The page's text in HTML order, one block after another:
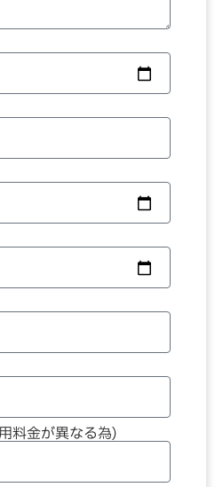
料金が異なる為)